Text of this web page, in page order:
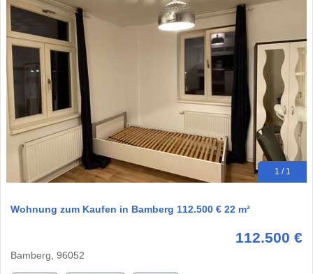
1 / 1
Wohnung zum Kaufen in Bamberg 112.500 € 22 m²
112.500 €
Bamberg, 96052